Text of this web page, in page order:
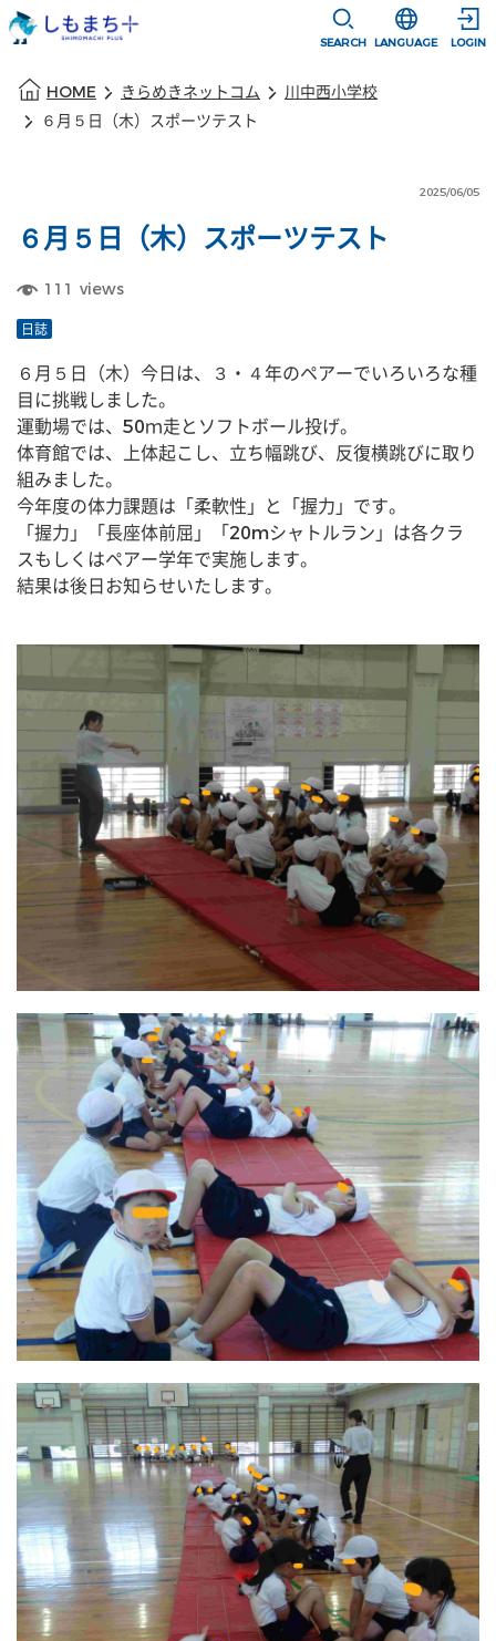
SEARCH
選択すると言
LANGUAGE LOGIN
HOME きらめきネットコム
川中西小学校
６月５日（木）スポーツテスト
2025/06/05
６月５日（木）スポーツテスト
111 views
日誌
６月５日（木）今日は、３・４年のペアーでいろいろな種
目に挑戦しました。
運動場では、50ｍ走とソフトボール投げ。
体育館では、上体起こし、立ち幅跳び、反復横跳びに取り
組みました。
今年度の体力課題は「柔軟性」と「握力」です。
「握力」「長座体前屈」「20mシャトルラン」は各クラ
スもしくはペアー学年で実施します。
結果は後日お知らせいたします。